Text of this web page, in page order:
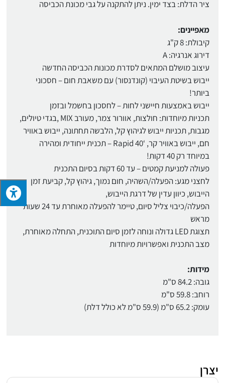
ציר הדלת: בצד ימין. ניתן להתקנה על גבי מכונת הכביסה
מאפיינים:
קיבולת: 8 ק"ג
דירוג אנרגיה: A
עיצוב מושלם המתאים לסדרת מכונות הכביסה החדשה
ייבוש בשיטת העיבוי (קונדנסור) עם משאבת חום – חסכוני
ביותר!
ייבוש באמצעות חיישני לחות – לחסכון בחשמל ובזמן
תכניות מיוחדות: חולצות, אוורור צמר, מעורב MIX ,בגדי טיולים,
מגבות, תכניות ייבוש לגיהוץ קל, הלבשה תחתונה, ייבוש באוויר
חם, ייבוש באוויר קר, ‘40 Rapid – תכנית ייחודית ומהירה
במיוחד רק 40 דקות!
פעולה למניעת קמטים – עד 60 דקות בסיום התכנית
לחצני מגע: הפעלה/השהיה, חום נמוך, גיהוץ קל, קביעת זמן
הייבוש, כיוון עדין של דרגת הייבוש,
הפעלה/כיבוי צליל סיום, טיימר להפעלה מאוחרת עד 24 שעות
מראש
תצוגת LED גדולה ונוחה לזמן סיום התוכנית, התחלה מאוחרת,
מצב התכנית ואפשרויות מיוחדות
מידות:
גובה: 84.2 ס"מ
רוחב: 59.8 ס"מ
עומק: 65.2 ס"מ (59.9 ס"מ לא כולל דלת)
יצרן